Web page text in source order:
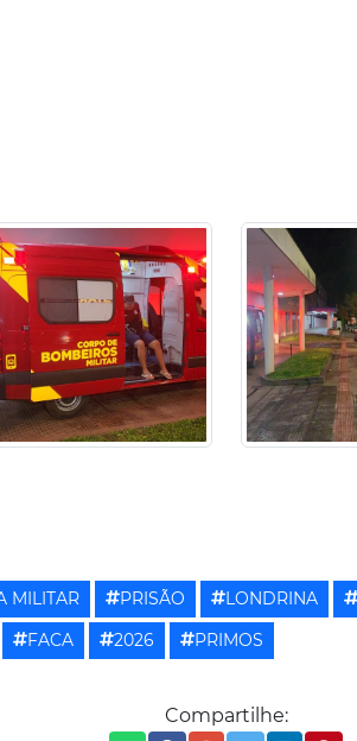
MILITAR PRISÃO LONDRINA
FACA 2026 PRIMOS
Compartilhe: